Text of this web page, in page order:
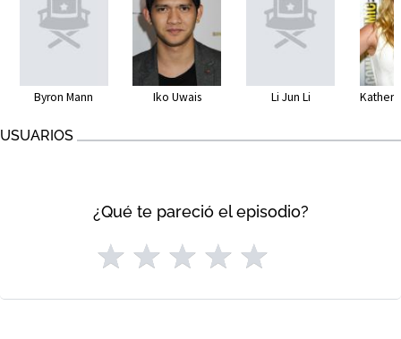
Byron Mann Iko Uwais Li Jun Li
USUARIOS
¿Qué te pareció el episodio?